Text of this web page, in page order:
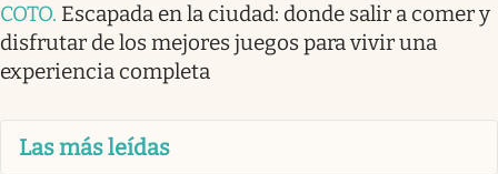
COTO. Escapada en la ciudad: donde salir a comer y
disfrutar de los mejores juegos para vivir una
experiencia completa
Las más leídas